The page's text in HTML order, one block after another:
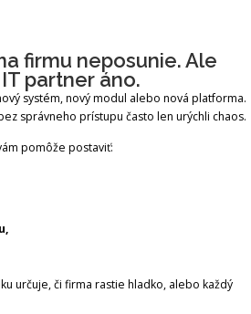
firmu neposunie. Ale
partner áno.
systém, nový modul alebo nová platforma.
správneho prístupu často len urýchli chaos.
pomôže postaviť:
určuje, či firma rastie hladko, alebo každý